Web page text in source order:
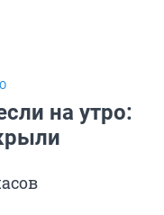
на утро: